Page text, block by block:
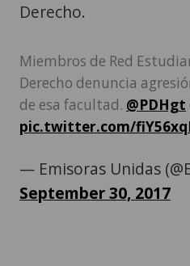
Derecho.
Miembros de Red
Derecho denuncia
de esa facultad. @PDHgt
pic.twitter.com/
— Emisoras Unidas
September 30, 2017